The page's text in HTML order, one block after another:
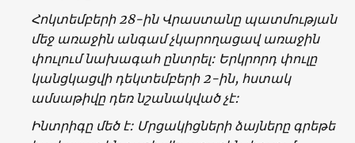
Հոկտեմբերի 28-ին Վրաստանը պատմության
մեջ առաջին անգամ չկարողացավ առաջին
փուլում նախագահ ընտրել: Երկրորդ փուլը
կանցկացվի դեկտեմբերի 2-ին, հստակ
ամսաթիվը դեռ նշանակված չէ:
Ինտրիգը մեծ է: Մրցակիցների ձայները գրեթե